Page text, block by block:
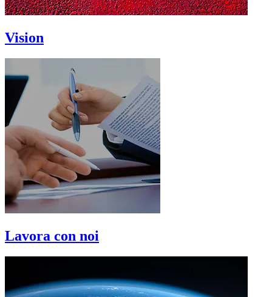
Vision
Lavora con noi